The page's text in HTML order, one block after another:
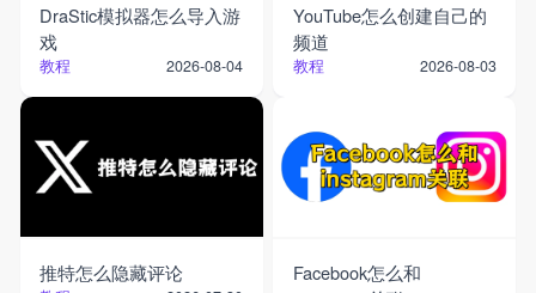
DraStic模拟器怎么导入游
戏
教程 2026-08-04
YouTube怎么创建自己的
频道
教程 2026-08-03
推特怎么隐藏评论
Facebook怎么和